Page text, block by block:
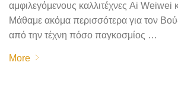
αμφιλεγόμενους καλλιτέχνες Ai Weiwei
Μάθαμε ακόμα περισσότερα για τον
από την τέχνη πόσο παγκοσμίος …
More